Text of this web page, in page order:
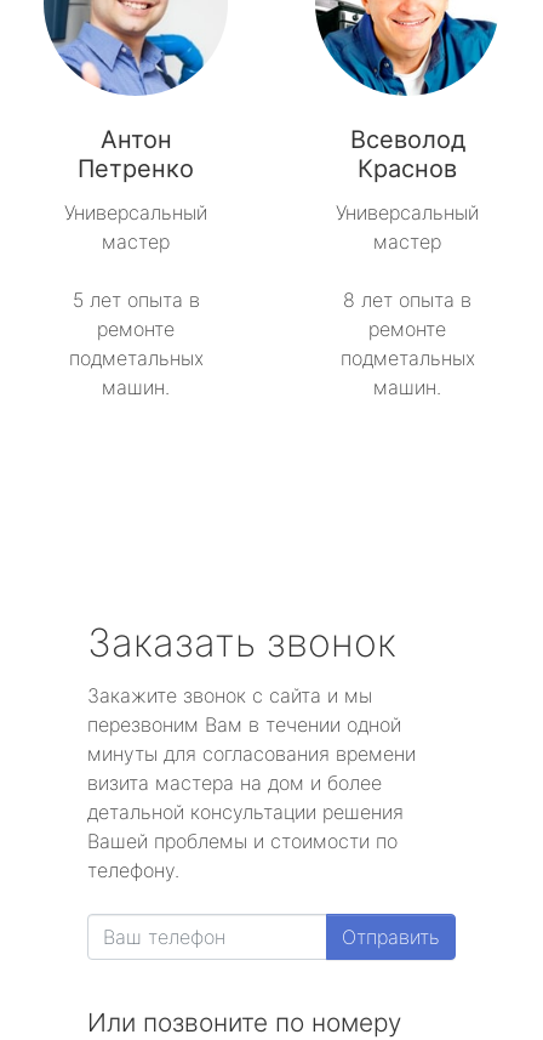
метро Спартак
метро Севастопольская
метро Сокол
метро Строгино
метро Тропарёво
метро Славянский бульвар
метро Университет
метро Текстильщики
метро Сухаревская
метро Тверская
метро Смоленская
Антон
Петренко
Универсальный
мастер
5 лет опыта в
ремонте
подметальных
машин.
Всеволод
Краснов
Универсальный
мастер
8 лет опыта в
ремонте
подметальных
машин.
Заказать звонок
Закажите звонок с сайта и мы
перезвоним Вам в течении одной
минуты для согласования времени
визита мастера на дом и более
детальной консультации решения
Вашей проблемы и стоимости по
телефону.
Отправить
Или позвоните по номеру